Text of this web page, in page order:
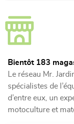
Bientôt 183
Le réseau Mr.
spécialistes de
d’entre eux, un
motoculture et